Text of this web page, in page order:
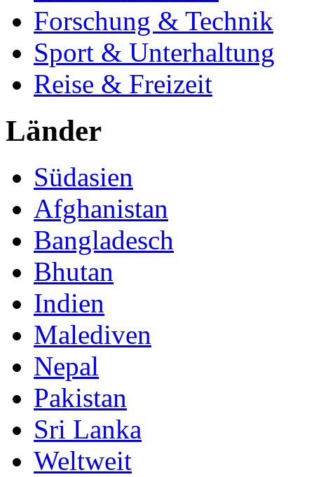
Forschung & Technik
Sport & Unterhaltung
Reise & Freizeit
Länder
Südasien
Afghanistan
Bangladesch
Bhutan
Indien
Malediven
Nepal
Pakistan
Sri Lanka
Weltweit